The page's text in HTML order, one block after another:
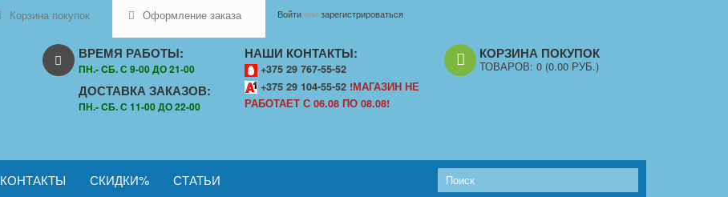
Корзина покупок Оформление заказа Войти илизарегистрироваться
ВРЕМЯ РАБОТЫ:
ПН.- CБ. С 9-00 ДО 21-00
ДОСТАВКА ЗАКАЗОВ:
ПН.- CБ. С 11-00 ДО 22-00
НАШИ КОНТАКТЫ:
+375 29 767-55-52
+375 29 104-55-52 !МАГАЗИН НЕ
РАБОТАЕТ С 06.08 ПО 08.08!
КОРЗИНА ПОКУПОК
ТОВАРОВ: 0 (0.00 РУБ.)
КОНТАКТЫ СКИДКИ% СТАТЬИ